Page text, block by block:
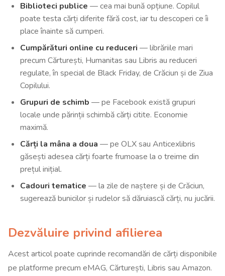
Biblioteci publice — cea mai bună opțiune. Copilul
poate testa cărți diferite fără cost, iar tu descoperi ce îi
place înainte să cumperi.
Cumpărături online cu reduceri — librăriile mari
precum Cărturești, Humanitas sau Libris au reduceri
regulate, în special de Black Friday, de Crăciun și de Ziua
Copilului.
Grupuri de schimb — pe Facebook există grupuri
locale unde părinții schimbă cărți citite. Economie
maximă.
Cărți la mâna a doua — pe OLX sau Anticexlibris
găsești adesea cărți foarte frumoase la o treime din
prețul inițial.
Cadouri tematice — la zile de naștere și de Crăciun,
sugerează bunicilor și rudelor să dăruiască cărți, nu jucării.
Dezvăluire privind afilierea
Acest articol poate cuprinde recomandări de cărți disponibile
pe platforme precum eMAG, Cărturești, Libris sau Amazon.